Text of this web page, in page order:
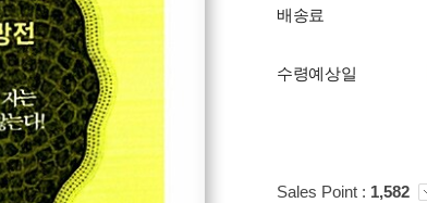
배송료
수령예상일
Sales Point : 1,582